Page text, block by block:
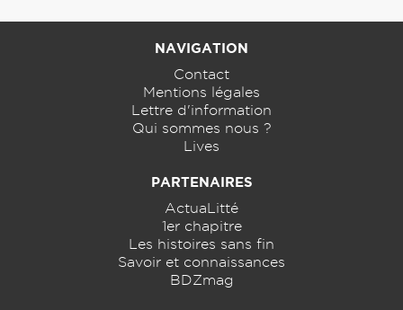
NAVIGATION
Contact
Mentions légales
Lettre d'information
Qui sommes nous ?
Lives
PARTENAIRES
ActuaLitté
1er chapitre
Les histoires sans fin
Savoir et connaissances
BDZmag